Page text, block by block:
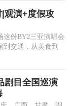
观演+度假攻
这份BY2三亚演唱会
到交通，从美食到
剧目全国巡演